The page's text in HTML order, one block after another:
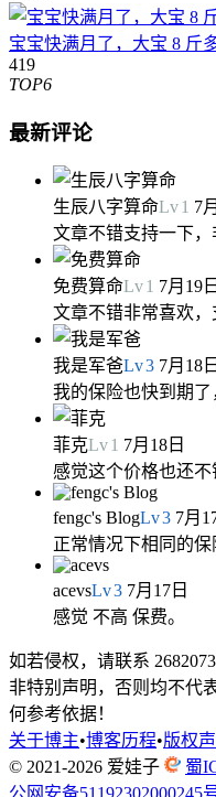
宝宝快满月了，大宝 8 斤
419
TOP6
最新评论
生辰八字算命Lv1 7
文章不错支持一下，
免费算命Lv1 7月19日
文章不错非常喜欢，
我是军爸Lv3 7月18日
我的保险也快到期
菲克Lv1 7月18日
感觉这个价格也还
fengc's BlogLv3 7月
正常情况下相同的
acevsLv3 7月17日
感觉 不高 保费。
如若侵权，请联系
非特别声明，否则均不代
何参考依据！
关于博主•博客历程•版权
© 2021-2026 爱娃子 蜀